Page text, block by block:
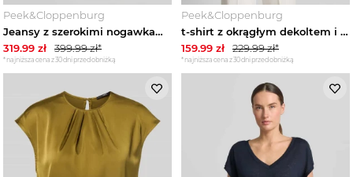
Peek&Cloppenburg
Jeansy z szerokimi nogawkami w 5 kieszeni Złamany biały
319.99 zł 399.99zł*
*najniższa cena z 30 dni przed obniżką
Peek&Cloppenburg
t-shirt z okrągłym dekoltem i drapowaniami Zero Granatowy
159.99 zł 229.99zł*
*najniższa cena z 30 dni przed obniżką